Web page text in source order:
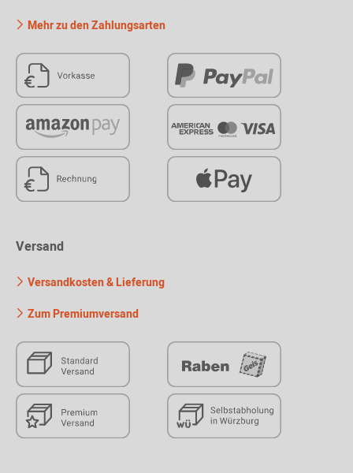
Mehr zu den Zahlungsarten
Versand
Versandkosten & Lieferung
Zum Premiumversand